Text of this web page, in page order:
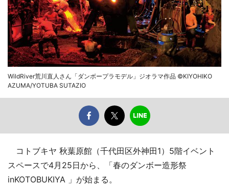
WildRiver荒川直人さん「ダンボープラモデル」ジオラマ作品 ©KIYOHIKO
AZUMA/YOTUBA SUTAZIO
コトブキヤ 秋葉原館（千代田区外神田1）5階イベント
スペースで4月25日から、「春のダンボー造形祭
inKOTOBUKIYA 」が始まる。